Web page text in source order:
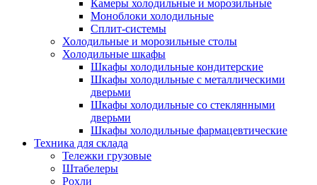
Камеры холодильные и морозильные
Моноблоки холодильные
Сплит-системы
Холодильные и морозильные столы
Холодильные шкафы
Шкафы холодильные кондитерские
Шкафы холодильные с металлическими
дверьми
Шкафы холодильные со стеклянными
дверьми
Шкафы холодильные фармацевтические
Техника для склада
Тележки грузовые
Штабелеры
Рохли